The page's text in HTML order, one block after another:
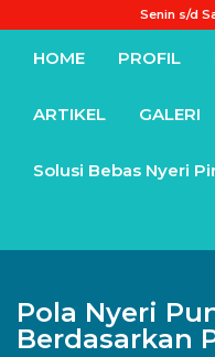
Senin s/d
HOME PROFIL
ARTIKEL GALERI
Solusi Bebas Nyeri
Pola Nyeri
Berdasarkan